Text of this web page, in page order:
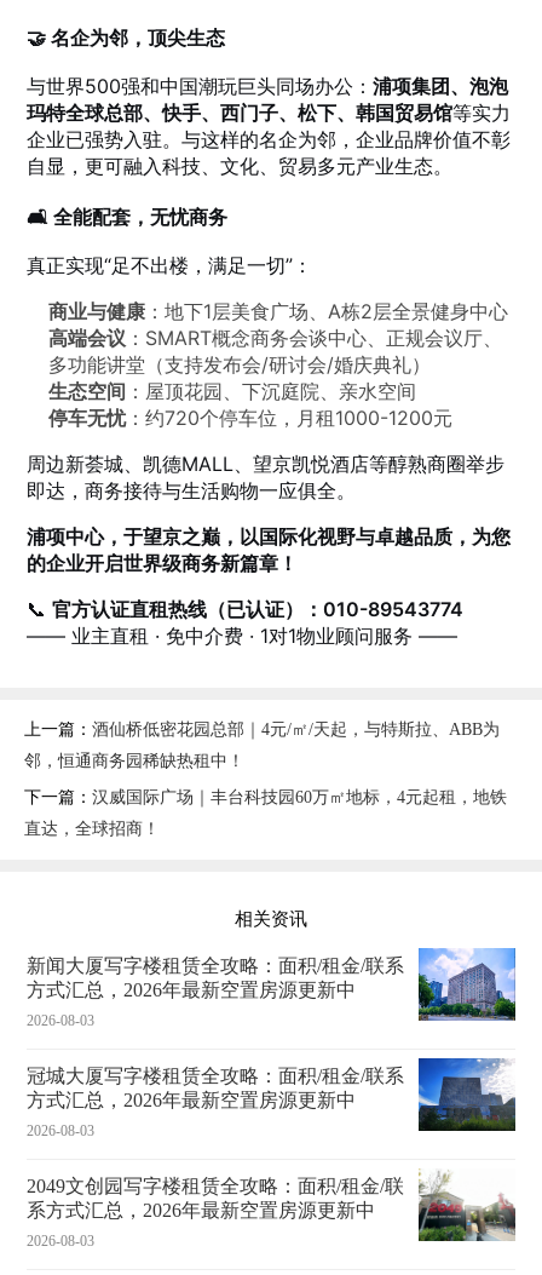
🤝 名企为邻，顶尖生态
与世界500强和中国潮玩巨头同场办公：浦项集团、泡泡
玛特全球总部、快手、西门子、松下、韩国贸易馆等实力
企业已强势入驻。与这样的名企为邻，企业品牌价值不彰
自显，更可融入科技、文化、贸易多元产业生态。
🛋️ 全能配套，无忧商务
真正实现“足不出楼，满足一切”：
商业与健康 ：地下1层美食广场、A栋2层全景健身中心
高端会议 ：SMART概念商务会谈中心、正规会议厅、
多功能讲堂（支持发布会/研讨会/婚庆典礼）
生态空间 ：屋顶花园、下沉庭院、亲水空间
停车无忧：约720个停车位，月租1000-1200元
周边新荟城、凯德MALL、望京凯悦酒店等醇熟商圈举步
即达，商务接待与生活购物一应俱全。
浦项中心，于望京之巅，以国际化视野与卓越品质，为您
的企业开启世界级商务新篇章！
📞官方认证直租热线（已认证）：010-89543774
—— 业主直租 · 免中介费 · 1对1物业顾问服务 ——
上一篇： 酒仙桥低密花园总部｜4元/㎡/天起，与特斯拉、ABB为
邻，恒通商务园稀缺热租中！
下一篇： 汉威国际广场｜丰台科技园60万㎡地标，4元起租，地铁
直达，全球招商！
相关资讯
新闻大厦写字楼租赁全攻略：面积/租金/联系
方式汇总，2026年最新空置房源更新中
2026-08-03
冠城大厦写字楼租赁全攻略：面积/租金/联系
方式汇总，2026年最新空置房源更新中
2026-08-03
2049文创园写字楼租赁全攻略：面积/租金/联
系方式汇总，2026年最新空置房源更新中
2026-08-03